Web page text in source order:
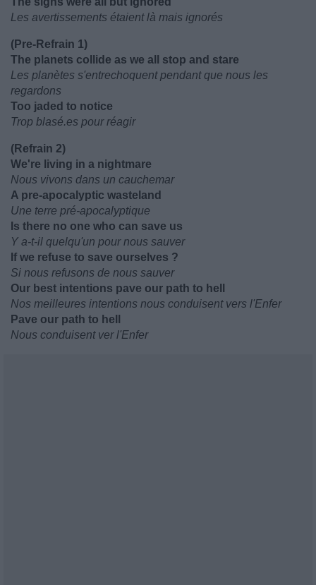
Les avertissements étaient là mais ignorés
(Pre-Refrain 1)
The planets collide as we all stop and stare
Les planètes s'entrechoquent pendant que nous les
regardons
Too jaded to notice
Trop blasé.es pour réagir
(Refrain 2)
We're living in a nightmare
Nous vivons dans un cauchemar
A pre-apocalyptic wasteland
Une terre pré-apocalyptique
Is there no one who can save us
Y a-t-il quelqu'un pour nous sauver
If we refuse to save ourselves ?
Si nous refusons de nous sauver
Our best intentions pave our path to hell
Nos meilleures intentions nous conduisent vers l'Enfer
Pave our path to hell
Nous conduisent ver l'Enfer